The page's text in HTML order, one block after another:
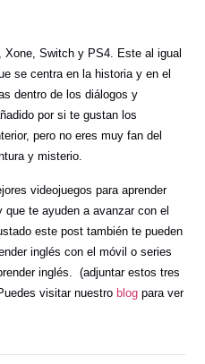
Xone, Switch y PS4. Este al igual
se centra en la historia y en el
dentro de los diálogos y
por si te gustan los
pero no eres muy fan del
y misterio.
videojuegos para aprender
te ayuden a avanzar con el
este post también te pueden
inglés con el móvil o series
inglés. (adjuntar estos tres
visitar nuestro blogpara ver